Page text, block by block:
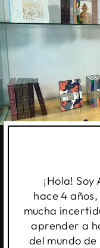
¡Hola!
hace 4
mucha
aprender a
del mundo